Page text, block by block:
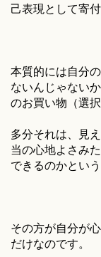
己表現として寄
本質的には自分
ないんじゃない
のお買い物（選
多分それは、見
当の心地よさみ
できるのかという
その方が自分が
だけなのです。